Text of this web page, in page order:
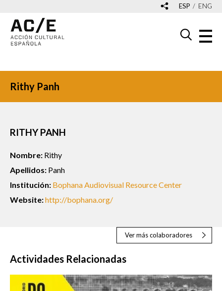
ESP ENG
Rithy Panh
RITHY PANH
Nombre: Rithy
Apellidos: Panh
Institución: Bophana Audiovisual Resource Center
Website:http://bophana.org/
Ver más colaboradores
Actividades Relacionadas